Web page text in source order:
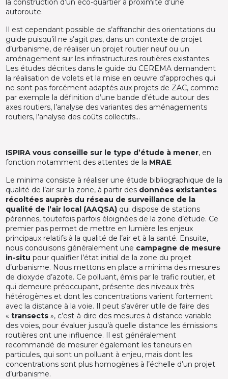
la construction d’un éco-quartier à proximité d’une
autoroute.
Il est cependant possible de s’affranchir des orientations du
guide puisqu’il ne s’agit pas, dans un contexte de projet
d’urbanisme, de réaliser un projet routier neuf ou un
aménagement sur les infrastructures routières existantes.
Les études décrites dans le guide du CEREMA demandent
la réalisation de volets et la mise en œuvre d’approches qui
ne sont pas forcément adaptés aux projets de ZAC, comme
par exemple la définition d’une bande d’étude autour des
axes routiers, l’analyse des variantes des aménagements
routiers, l’analyse des coûts collectifs…
ISPIRA vous conseille sur le type d’étude à mener, en
fonction notamment des attentes de la MRAE.
Le minima consiste à réaliser une étude bibliographique de la
qualité de l’air sur la zone, à partir des données existantes
récoltées auprès du réseau de surveillance de la
qualité de l’air local (AAQSA) qui dispose de stations
pérennes, toutefois parfois éloignées de la zone d’étude. Ce
premier pas permet de mettre en lumière les enjeux
principaux relatifs à la qualité de l’air et à la santé. Ensuite,
nous conduisons généralement une campagne de mesure
in-situ pour qualifier l’état initial de la zone du projet
d’urbanisme. Nous mettons en place a minima des mesures
de dioxyde d’azote. Ce polluant, émis par le trafic routier, et
qui demeure préoccupant, présente des niveaux très
hétérogènes et dont les concentrations varient fortement
avec la distance à la voie. Il peut s’avérer utile de faire des
« transects », c’est-à-dire des mesures à distance variable
des voies, pour évaluer jusqu’à quelle distance les émissions
routières ont une influence. Il est généralement
recommandé de mesurer également les teneurs en
particules, qui sont un polluant à enjeu, mais dont les
concentrations sont plus homogènes à l’échelle d’un projet
d’urbanisme.